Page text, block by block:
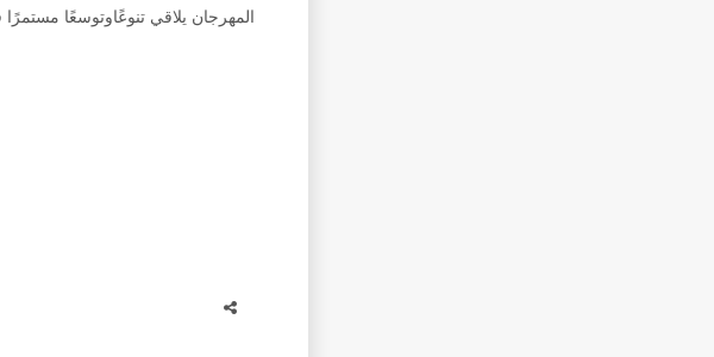
المهرجان يلاقي تنوعًاوتوسعًا